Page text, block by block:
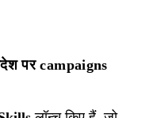
पर campaigns